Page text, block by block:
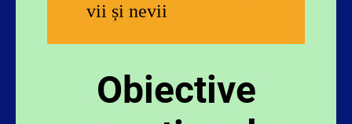
vii și nevii
Obiective